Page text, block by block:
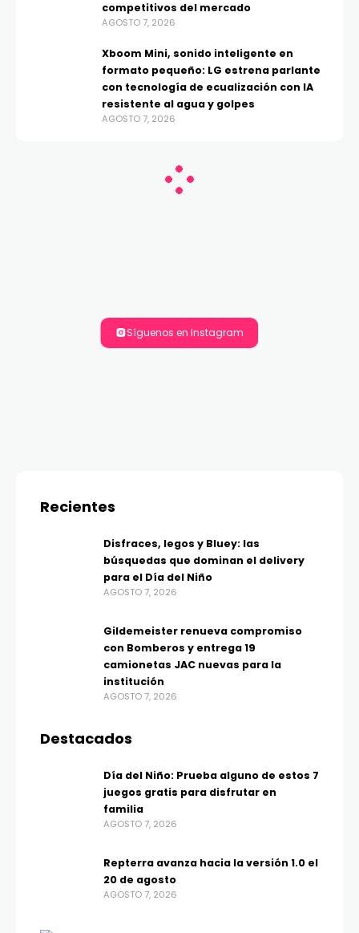
competitivos del mercado
AGOSTO 7, 2026
Xboom Mini, sonido inteligente en
formato pequeño: LG estrena parlante
con tecnología de ecualización con IA
resistente al agua y golpes
AGOSTO 7, 2026
Síguenos en Instagram
Recientes
Disfraces, legos y Bluey: las
búsquedas que dominan el delivery
para el Día del Niño
AGOSTO 7, 2026
Gildemeister renueva compromiso
con Bomberos y entrega 19
camionetas JAC nuevas para la
institución
AGOSTO 7, 2026
Destacados
Día del Niño: Prueba alguno de estos 7
juegos gratis para disfrutar en
familia
AGOSTO 7, 2026
Repterra avanza hacia la versión 1.0 el
20 de agosto
AGOSTO 7, 2026